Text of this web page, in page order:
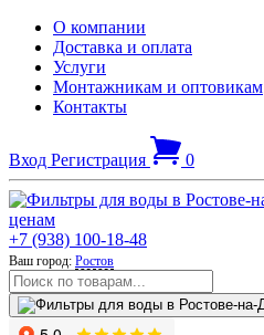
О компании
Доставка и оплата
Услуги
Монтажникам и оптовикам
Контакты
Вход Регистрация 0
+7 (938) 100-18-48
Ваш город: Ростов